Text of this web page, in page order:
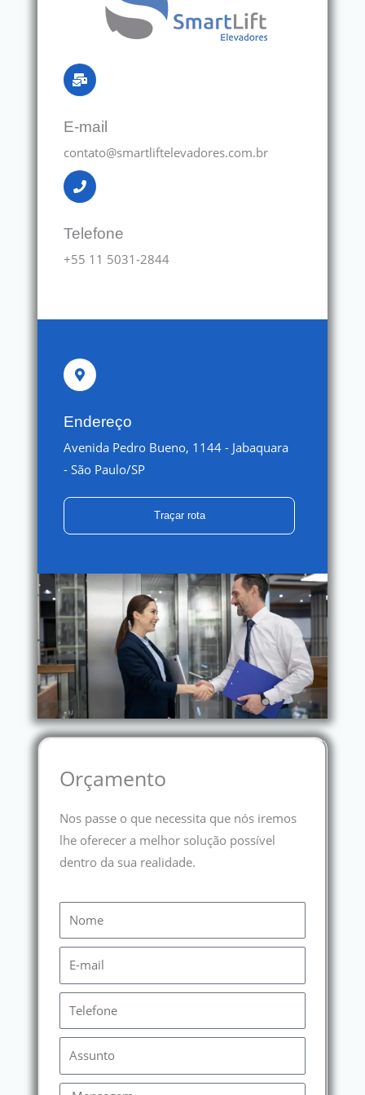
E-mail
contato@smartliftelevadores.com.br
Telefone
+55 11 5031-2844
Endereço
Avenida Pedro Bueno, 1144 - Jabaquara
- São Paulo/SP
Traçar rota
Orçamento
Nos passe o que necessita que nós iremos
lhe oferecer a melhor solução possível
dentro da sua realidade.